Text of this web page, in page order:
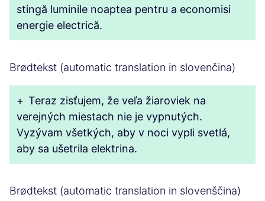
stingă luminile noaptea pentru a economisi
energie electrică.
Brødtekst (automatic translation in slovenčina)
+ Teraz zisťujem, že veľa žiaroviek na
verejných miestach nie je vypnutých.
Vyzývam všetkých, aby v noci vypli svetlá,
aby sa ušetrila elektrina.
Brødtekst (automatic translation in slovenščina)